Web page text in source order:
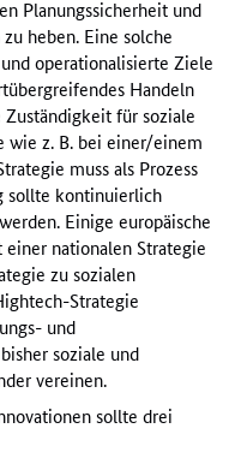
Planungssicherheit und
heben. Eine solche
operationalisierte Ziele
Handeln
Zuständigkeit für soziale
wie z. B. bei einer/einem
muss als Prozess
sollte kontinuierlich
Einige europäische
nationalen Strategie
zu sozialen
Strategie
und
soziale und
vereinen.
sollte drei